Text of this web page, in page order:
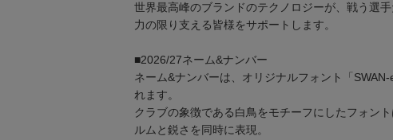
世界最高峰のブランドのテクノロジーが、戦う選
力の限り支える皆様をサポートします。
■2026/27ネーム&ナンバー
ネーム&ナンバーは、オリジナルフォント「
れます。
クラブの象徴である白鳥をモチーフにしたフォン
ルムと鋭さを同時に表現。